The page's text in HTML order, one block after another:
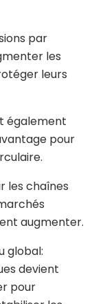
par
les
leurs
également
pour
les chaînes
augmenter.
global:
devient
pour